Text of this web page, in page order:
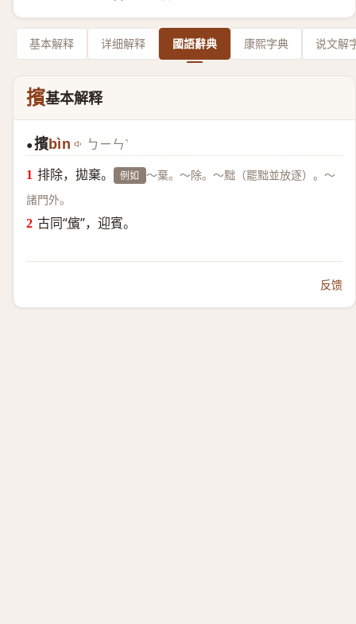
基本解释 详细解释 國語辭典 康熙字典 说文解
擯基本解释
●擯bìn ㄅㄧㄣˋ
排除，拋棄。 例如 ～棄。～除。～黜（罷黜並放逐）。～
諸門外。
古同“儐”，迎賓。
反馈